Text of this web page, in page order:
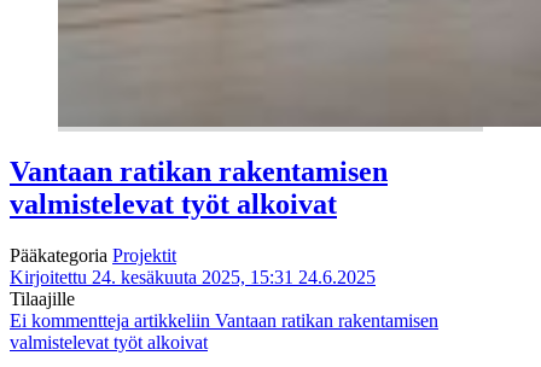
Vantaan ratikan rakentamisen
valmistelevat työt alkoivat
Pääkategoria Projektit
Kirjoitettu 24. kesäkuuta 2025, 15:31 24.6.2025
Tilaajille
Ei kommentteja artikkeliin Vantaan ratikan rakentamisen
valmistelevat työt alkoivat